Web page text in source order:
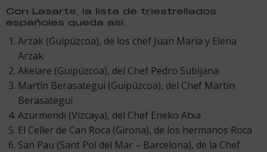
Con Lasarte, la lista de triestrellados
españoles queda así:
Arzak (Guipúzcoa), de los chef Juan María y Elena
Arzak
Akelare (Guipúzcoa), del Chef Pedro Subijana
Martín Berasategui (Guipúzcoa), del Chef Martín
Berasategui
Azurmendi (Vizcaya), del Chef Eneko Atxa
El Celler de Can Roca (Girona), de los hermanos Roca
San Pau (Sant Pol del Mar – Barcelona), de la Chef